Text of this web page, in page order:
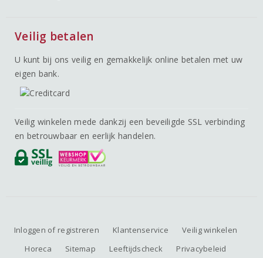
Veilig betalen
U kunt bij ons veilig en gemakkelijk online betalen met uw
eigen bank.
Veilig winkelen mede dankzij een beveiligde SSL verbinding
en betrouwbaar en eerlijk handelen.
Inloggen of registreren Klantenservice
Veilig winkelen
Horeca
Sitemap Leeftijdscheck Privacybeleid